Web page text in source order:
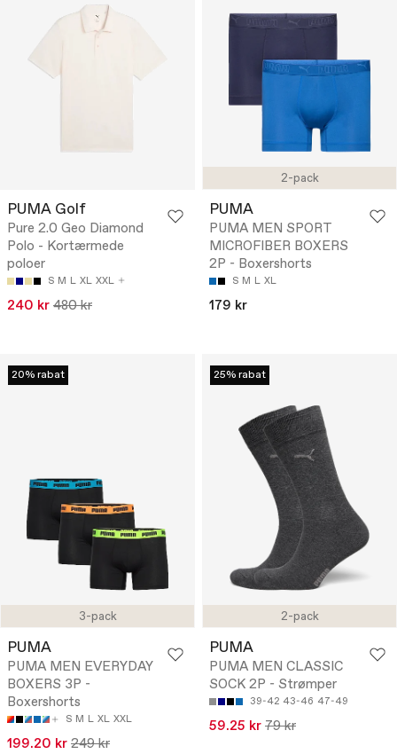
PUMA Golf
Pure 2.0 Geo Diamond
Polo - Kortærmede
poloer
S M L XL XXL
240 kr 480 kr
2-pack
PUMA
PUMA MEN SPORT
MICROFIBER BOXERS
2P - Boxershorts
S M L XL
179 kr
3-pack
20% rabat
PUMA
PUMA MEN EVERYDAY
BOXERS 3P -
Boxershorts
S M L XL XXL
199.20 kr 249 kr
2-pack
25% rabat
PUMA
PUMA MEN CLASSIC
SOCK 2P - Strømper
39-42 43-46 47-49
59.25 kr 79 kr